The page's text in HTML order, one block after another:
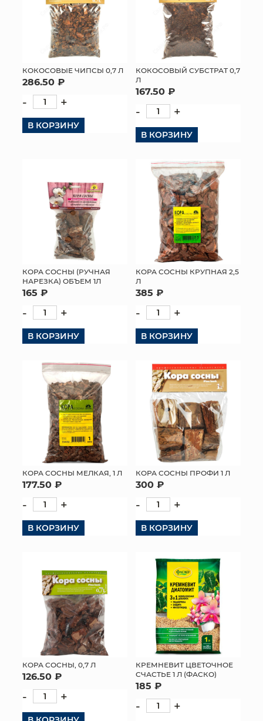
КОКОСОВЫЕ ЧИПСЫ 0,7 Л
286.50 ₽
- +
В КОРЗИНУ
КОКОСОВЫЙ СУБСТРАТ 0,7
Л
167.50 ₽
- +
В КОРЗИНУ
КОРА СОСНЫ (РУЧНАЯ
НАРЕЗКА) ОБЪЕМ 1Л
165 ₽
- +
В КОРЗИНУ
КОРА СОСНЫ КРУПНАЯ 2,5
Л
385 ₽
- +
В КОРЗИНУ
КОРА СОСНЫ МЕЛКАЯ, 1 Л
177.50 ₽
- +
В КОРЗИНУ
КОРА СОСНЫ ПРОФИ 1 Л
300 ₽
- +
В КОРЗИНУ
КОРА СОСНЫ, 0,7 Л
126.50 ₽
- +
КРЕМНЕВИТ ЦВЕТОЧНОЕ
СЧАСТЬЕ 1 Л (ФАСКО)
185 ₽
- +